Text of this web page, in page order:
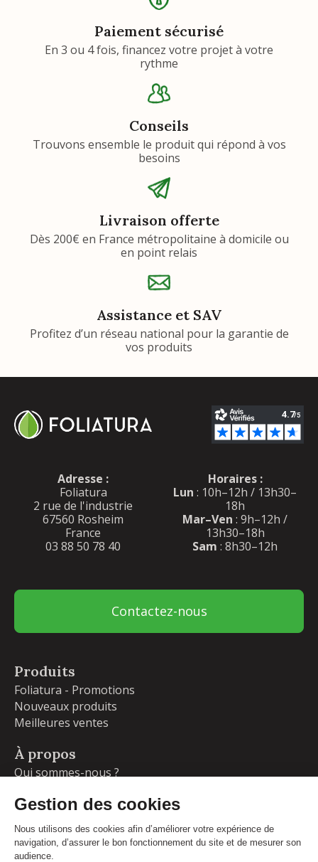
Paiement sécurisé
En 3 ou 4 fois, financez votre projet à votre
rythme
Conseils
Trouvons ensemble le produit qui répond à vos
besoins
Livraison offerte
Dès 200€ en France métropolitaine à domicile ou
en point relais
Assistance et SAV
Profitez d’un réseau national pour la garantie de
vos produits
Adresse :
Foliatura
2 rue de l'industrie
67560 Rosheim
France
03 88 50 78 40
Horaires :
Lun : 10h–12h / 13h30–
18h
Mar–Ven : 9h–12h /
13h30–18h
Sam : 8h30–12h
Contactez-nous
Produits
Foliatura - Promotions
Nouveaux produits
Meilleures ventes
À propos
Qui sommes-nous ?
Livraisons et retours
Blog
Votre compte